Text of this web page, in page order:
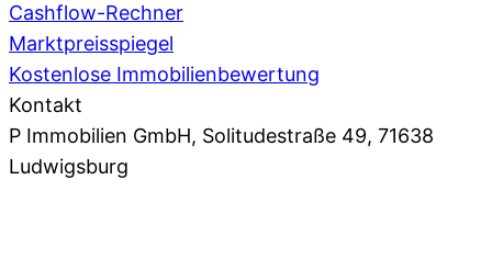
Cashflow-Rechner
Marktpreisspiegel
Kostenlose Immobilienbewertung
Kontakt
P Immobilien GmbH, Solitudestraße 49, 71638
Ludwigsburg